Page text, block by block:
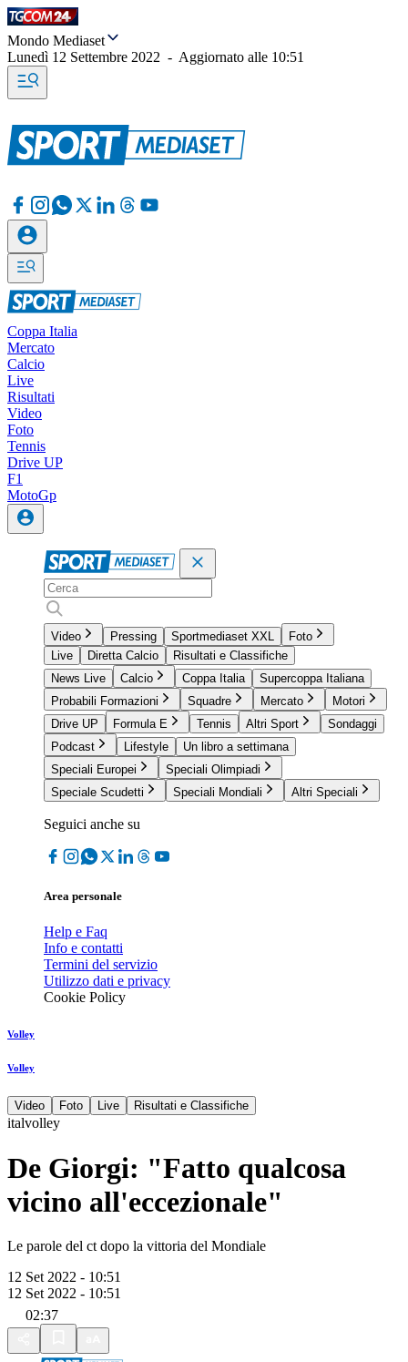
Mondo Mediaset
Lunedì 12 Settembre 2022 - Aggiornato alle 10:51
Coppa Italia
Mercato
Calcio
Live
Risultati
Video
Foto
Tennis
Drive UP
F1
MotoGp
Video Pressing Sportmediaset XXL
Foto
Live
Diretta Calcio
Risultati e Classifiche
News Live
Calcio Coppa Italia
Supercoppa Italiana
Probabili Formazioni
Squadre Mercato
Motori
Drive UP
Formula E Tennis Altri Sport
Sondaggi
Podcast
Lifestyle
Un libro a settimana
Speciali Europei
Speciali Olimpiadi
Speciale Scudetti
Speciali Mondiali Altri Speciali
Seguici anche su
Area personale
Help e Faq
Info e contatti
Termini del servizio
Utilizzo dati e privacy
Cookie Policy
Volley
Volley
Video Foto Live Risultati e Classifiche
italvolley
De Giorgi: "Fatto qualcosa
vicino all'eccezionale"
Le parole del ct dopo la vittoria del Mondiale
12 Set 2022 - 10:51
12 Set 2022 - 10:51
02:37